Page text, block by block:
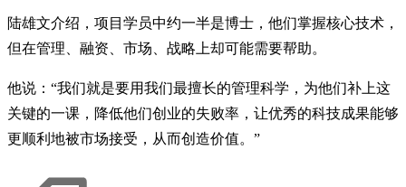
陆雄文介绍，项目学员中约一半是博士，他们掌握核心技术，
但在管理、融资、市场、战略上却可能需要帮助。
他说：“我们就是要用我们最擅长的管理科学，为他们补上这
关键的一课，降低他们创业的失败率，让优秀的科技成果能够
更顺利地被市场接受，从而创造价值。”